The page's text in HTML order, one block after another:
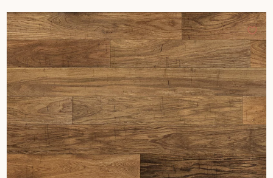
Nos conseillers sont disponibles au
09-8899140
VOUS AVEZ UN PROJET ?
Nos experts sont à votre disposition pour vous guider pas à